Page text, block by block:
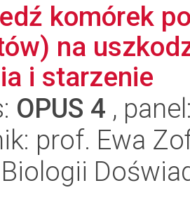
komórek
na
i starzenie
OPUS 4 ,
prof. Ewa